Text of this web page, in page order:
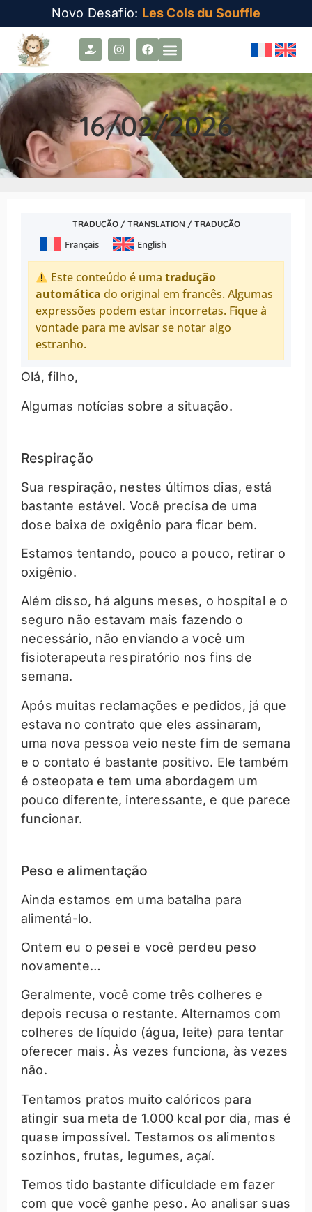
Novo Desafio: Les Cols du Souffle
16/02/2026
TRADUÇÃO / TRANSLATION / TRADUÇÃO
Français English
Este conteúdo é umatradução
automática do original em francês. Algumas
expressões podem estar incorretas. Fique à
vontade para me avisar se notar algo
estranho.
Olá, filho,
Algumas notícias sobre a situação.
Respiração
Sua respiração, nestes últimos dias, está
bastante estável. Você precisa de uma
dose baixa de oxigênio para ficar bem.
Estamos tentando, pouco a pouco, retirar o
oxigênio.
Além disso, há alguns meses, o hospital e o
seguro não estavam mais fazendo o
necessário, não enviando a você um
fisioterapeuta respiratório nos fins de
semana.
Após muitas reclamações e pedidos, já que
estava no contrato que eles assinaram,
uma nova pessoa veio neste fim de semana
e o contato é bastante positivo. Ele também
é osteopata e tem uma abordagem um
pouco diferente, interessante, e que parece
funcionar.
Peso e alimentação
Ainda estamos em uma batalha para
alimentá-lo.
Ontem eu o pesei e você perdeu peso
novamente…
Geralmente, você come três colheres e
depois recusa o restante. Alternamos com
colheres de líquido (água, leite) para tentar
oferecer mais. Às vezes funciona, às vezes
não.
Tentamos pratos muito calóricos para
atingir sua meta de 1.000 kcal por dia, mas é
quase impossível. Testamos os alimentos
sozinhos, frutas, legumes, açaí.
Temos tido bastante dificuldade em fazer
com que você ganhe peso. Ao analisar suas